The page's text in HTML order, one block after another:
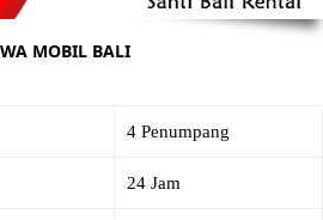
MOBIL BALI
4 Penumpang
24 Jam